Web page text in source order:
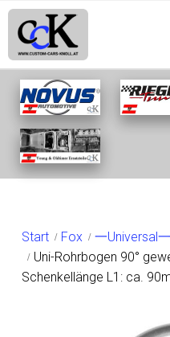
Start Fox 一Universal一
Uni-Rohrbogen 90°
Schenkellänge L1: ca.